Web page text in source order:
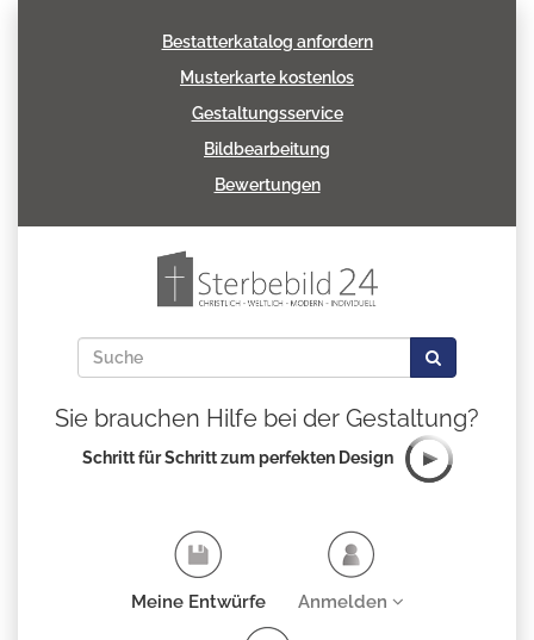
Bestatterkatalog anfordern
Musterkarte kostenlos
Gestaltungsservice
Bildbearbeitung
Bewertungen
Sie brauchen Hilfe bei der Gestaltung?
Schritt für Schritt zum perfekten Design
Meine Entwürfe Anmelden